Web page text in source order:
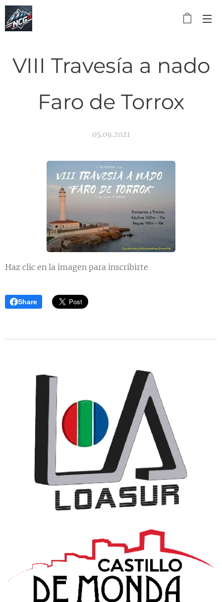
VIII Travesía a nado
Faro de Torrox
05.09.2021
Haz clic en la imagen para inscribirte
Share